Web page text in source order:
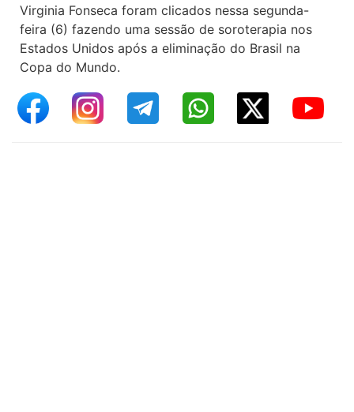
Virginia Fonseca foram clicados nessa segunda-
feira (6) fazendo uma sessão de soroterapia nos
Estados Unidos após a eliminação do Brasil na
Copa do Mundo.